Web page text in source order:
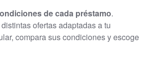
de cada préstamo.
ofertas adaptadas a tu
compara sus condiciones y escoge